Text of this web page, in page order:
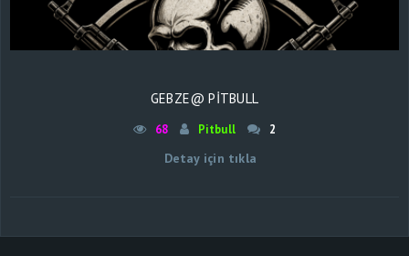
GEBZE@ PİTBULL
68 Pitbull 2
Detay için tıkla